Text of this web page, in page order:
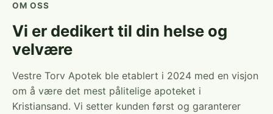
OM OSS
Vi er dedikert til din helse og
velvære
Vestre Torv Apotek ble etablert i 2024 med en visjon
om å være det mest pålitelige apoteket i
Kristiansand. Vi setter kunden først og garanterer